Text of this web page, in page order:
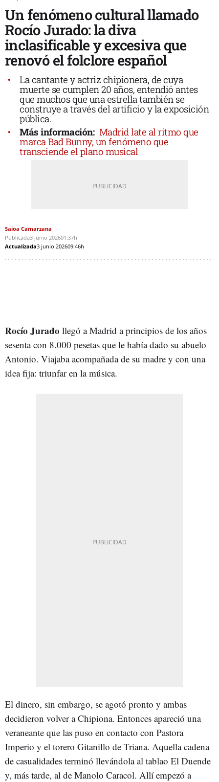
Un fenómeno cultural llamado
Rocío Jurado: la diva
inclasificable y excesiva que
renovó el folclore español
La cantante y actriz chipionera, de cuya
muerte se cumplen 20 años, entendió antes
que muchos que una estrella también se
construye a través del artificio y la exposición
pública.
Más información: Madrid late al ritmo que
marca Bad Bunny, un fenómeno que
transciende el plano musical
Saioa Camarzana
Publicada3 junio 202601:37h
Actualizada3 junio 202609:46h
Rocío Jurado llegó a Madrid a principios de los años
sesenta con 8.000 pesetas que le había dado su abuelo
Antonio. Viajaba acompañada de su madre y con una
idea fija: triunfar en la música.
El dinero, sin embargo, se agotó pronto y ambas
decidieron volver a Chipiona. Entonces apareció una
veraneante que las puso en contacto con Pastora
Imperio y el torero Gitanillo de Triana. Aquella cadena
de casualidades terminó llevándola al tablao El Duende
y, más tarde, al de Manolo Caracol. Allí empezó a